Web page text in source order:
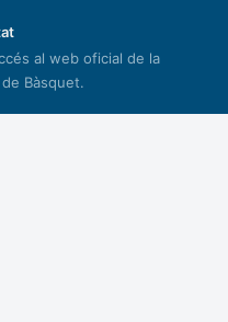
al web oficial de la
Bàsquet.